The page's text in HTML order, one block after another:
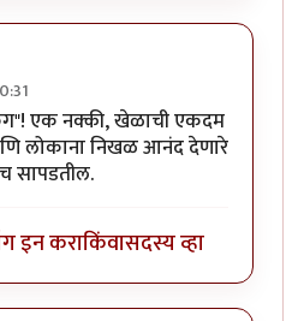
एक नक्की, खेळाची एकदम
लोकाना निखळ आनंद देणारे
सापडतील.
इन कराकिंवासदस्य व्हा